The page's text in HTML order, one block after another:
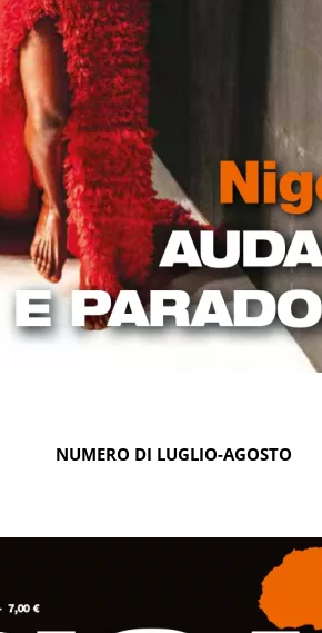
NUMERO DI LUGLIO-AGOSTO